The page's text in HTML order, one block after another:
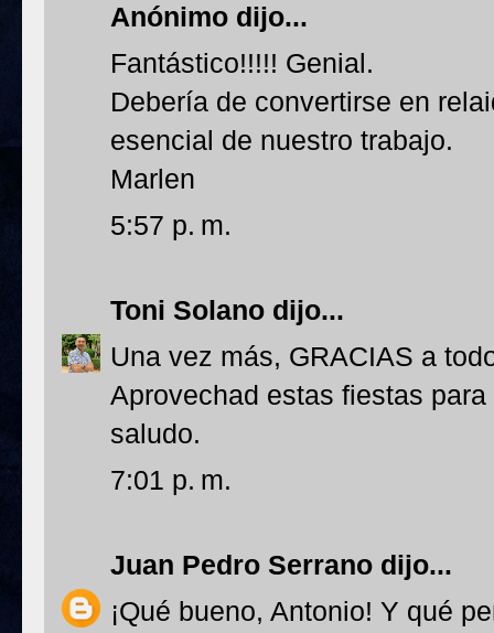
Anónimo dijo...
Fantástico!!!!! Genial.
Debería de convertirse en
esencial de nuestro trabajo.
Marlen
5:57 p. m.
Toni Solano dijo...
Una vez más, GRACIAS a
Aprovechad estas fiestas
saludo.
7:01 p. m.
Juan Pedro Serrano dijo...
¡Qué bueno, Antonio! Y qué